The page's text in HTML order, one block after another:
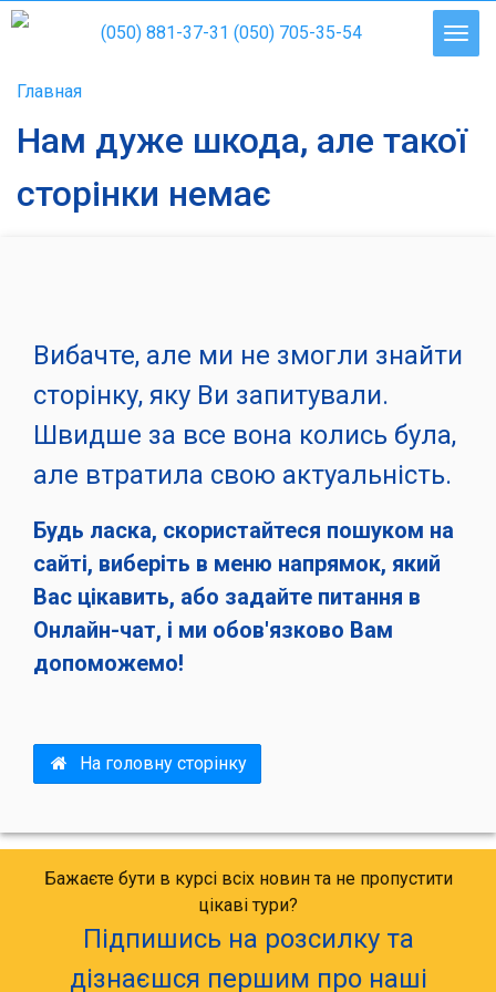
(050) 881-37-31 (050) 705-35-54
Главная
Нам дуже шкода, але такої
сторінки немає
Вибачте, але ми не змогли знайти
сторінку, яку Ви запитували.
Швидше за все вона колись була,
але втратила свою актуальність.
Будь ласка, скористайтеся пошуком на
сайті, виберіть в меню напрямок, який
Вас цікавить, або задайте питання в
Онлайн-чат, і ми обов'язково Вам
допоможемо!
На головну сторінку
Бажаєте бути в курсі всіх новин та не пропустити
цікаві тури?
Підпишись на розсилку та
дізнаєшся першим про наші